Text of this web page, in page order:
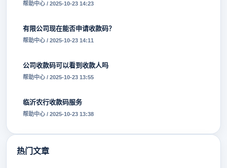
帮助中心 / 2025-10-23 14:23
有限公司现在能否申请收款码？
帮助中心 / 2025-10-23 14:11
公司收款码可以看到收款人吗
帮助中心 / 2025-10-23 13:55
临沂农行收款码服务
帮助中心 / 2025-10-23 13:38
热门文章